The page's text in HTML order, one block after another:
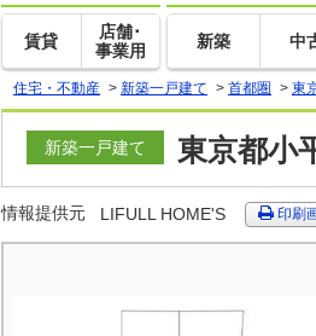
賃貸
店舗･
事業用
新築 中
住宅・不動産 > 新築一戸建て > 首都圏 > 東
新築一戸建て 東京都小
情報提供元 LIFULL HOME'S 印刷